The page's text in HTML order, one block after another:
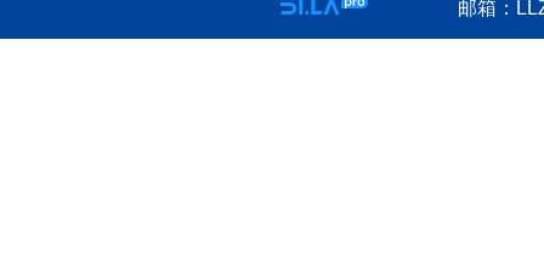
邮箱：